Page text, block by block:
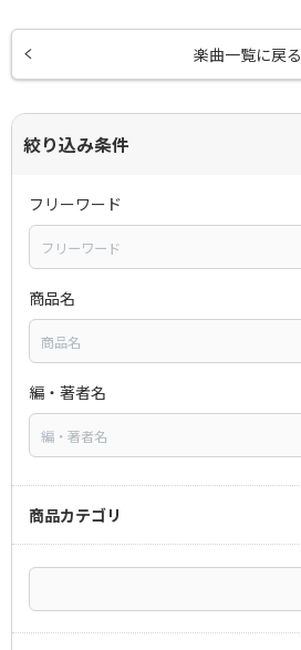
楽曲一覧に戻る
絞り込み条件
フリーワード
商品名
編・著者名
商品カテゴリ